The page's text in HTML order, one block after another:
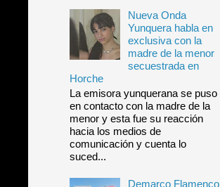
Nueva Onda
Yunquera habla en
exclusiva con la
madre de la menor
secuestrada en
Horche
La emisora yunquerana se puso
en contacto con la madre de la
menor y esta fue su reacción
hacia los medios de
comunicación y cuenta lo
suced...
Demarco Flamenco